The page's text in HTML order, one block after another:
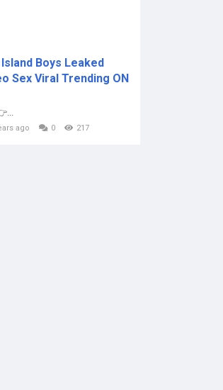
Island Boys Leaked
Sex Viral Trending ON
ago 0 217